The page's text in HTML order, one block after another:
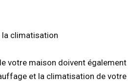
la climatisation
votre maison doivent
et la climatisation de